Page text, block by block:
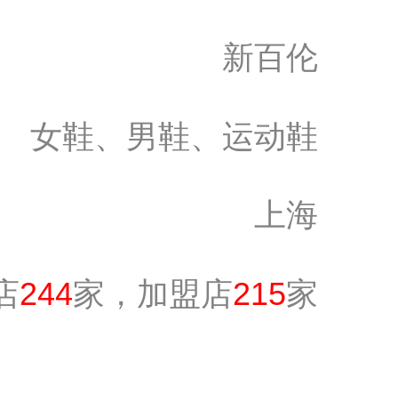
新百伦
女鞋、男鞋、运动鞋
上海
244家，加盟店215家